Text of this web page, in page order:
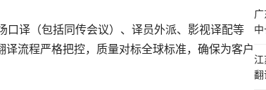
译（包括同传会议）、译员外派、影视译配等
流程严格把控，质量对标全球标准，确保为客户
江
翻